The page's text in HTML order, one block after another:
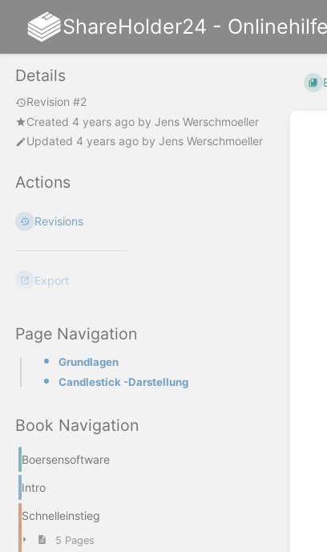
ShareHolder24 - Onlinehilfe
Details
Revision #2
Created 4 years ago by Jens Werschmoeller
Updated 4 years ago by Jens Werschmoeller
Actions
Revisions
Export
Page Navigation
Grundlagen
Candlestick -Darstellung
Book Navigation
Boersensoftware
Intro
Schnelleinstieg
5 Pages